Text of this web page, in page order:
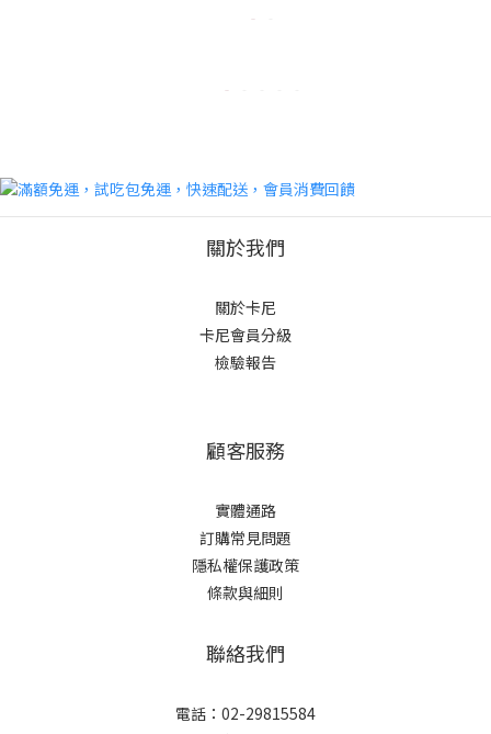
關於我們
關於卡尼
卡尼會員分級
檢驗報告
顧客服務
實體通路
訂購常見問題
隱私權保護政策
條款與細則
聯絡我們
電話：02-29815584